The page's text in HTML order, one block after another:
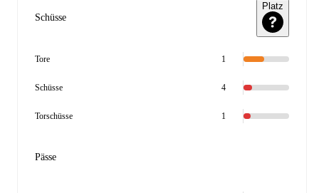
Schüsse
Platz
Tore 1
Schüsse 4
Torschüsse 1
Pässe